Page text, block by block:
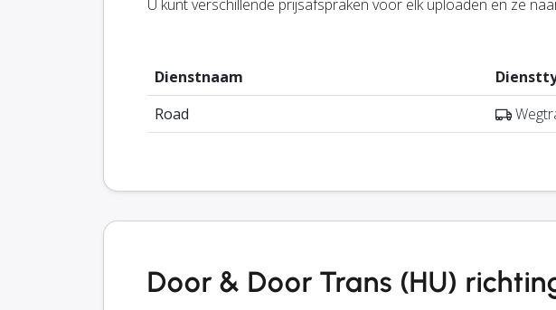
U kunt verschillende prijsafspraken voor elk uploaden en ze
Dienstnaam
Road
Door & Door Trans (HU)